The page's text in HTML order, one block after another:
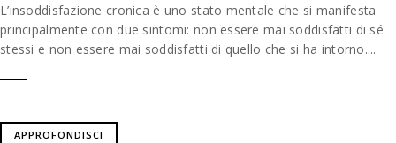
L’insoddisfazione cronica è uno stato mentale che si manifesta
principalmente con due sintomi: non essere mai soddisfatti di sé
stessi e non essere mai soddisfatti di quello che si ha intorno....
APPROFONDISCI